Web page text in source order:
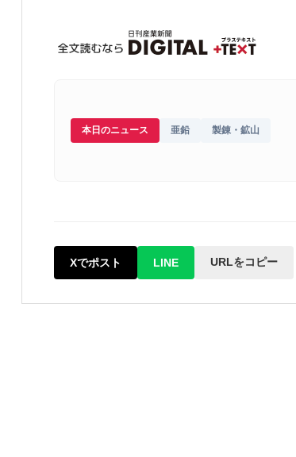
本日のニュース 亜鉛 製錬・鉱山
Xでポスト LINE URLをコピー